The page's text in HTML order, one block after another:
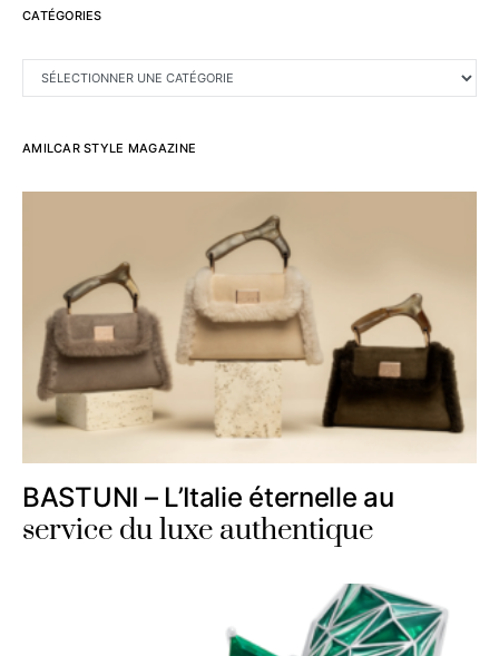
CATÉGORIES
AMILCAR STYLE MAGAZINE
BASTUNI – L’Italie éternelle au
service du luxe authentique